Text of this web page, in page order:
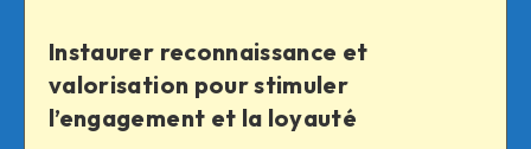
Instaurer reconnaissance et
valorisation pour stimuler
l’engagement et la loyauté